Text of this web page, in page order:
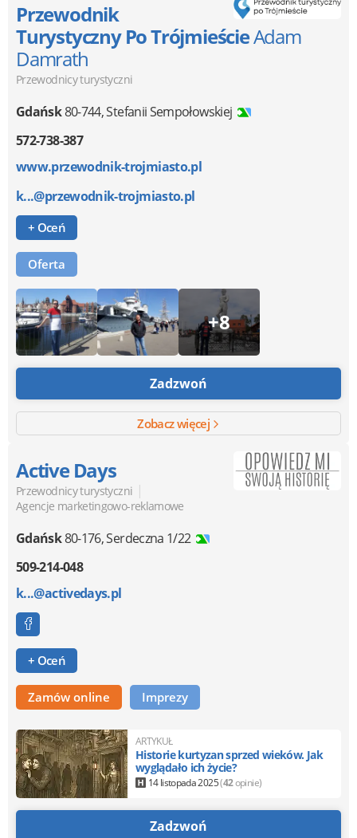
Przewodnik
Turystyczny Po TrójmieścieAdam
Damrath
Przewodnicy turystyczni
Gdańsk80-744,Stefanii Sempołowskiej
572-738-387
www.przewodnik-trojmiasto.pl
k...@przewodnik-trojmiasto.pl
+ Oceń
Oferta
+8
Zadzwoń
Zobacz więcej
Active Days
Przewodnicy turystyczni |
Agencje marketingowo-reklamowe
Gdańsk80-176,Serdeczna 1/22
509-214-048
k...@activedays.pl
+ Oceń
Zamów online Imprezy
ARTYKUŁ
Historie kurtyzan sprzed wieków. Jak
wyglądało ich życie?
14 listopada 2025(42opinie)
Zadzwoń